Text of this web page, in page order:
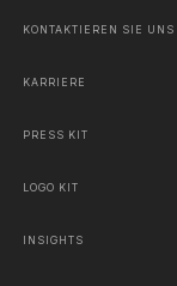
KONTAKTIEREN SIE UNS
KARRIERE
PRESS KIT
LOGO KIT
INSIGHTS